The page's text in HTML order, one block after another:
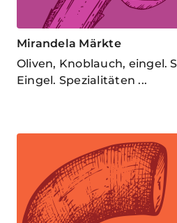
Mirandela Märkte
Oliven, Knoblauch, eingel.
Eingel. Spezialitäten ...